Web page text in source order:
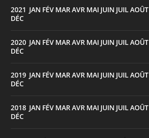
2021 JAN FÉV MARAVR MAI JUIN JUILAOÛT
DÉC
2020 JAN FÉV MARAVR MAI JUIN JUILAOÛT
DÉC
2019 JAN FÉV MARAVR MAI JUIN JUILAOÛT
DÉC
2018 JAN FÉV MARAVR MAI JUIN JUILAOÛT
DÉC